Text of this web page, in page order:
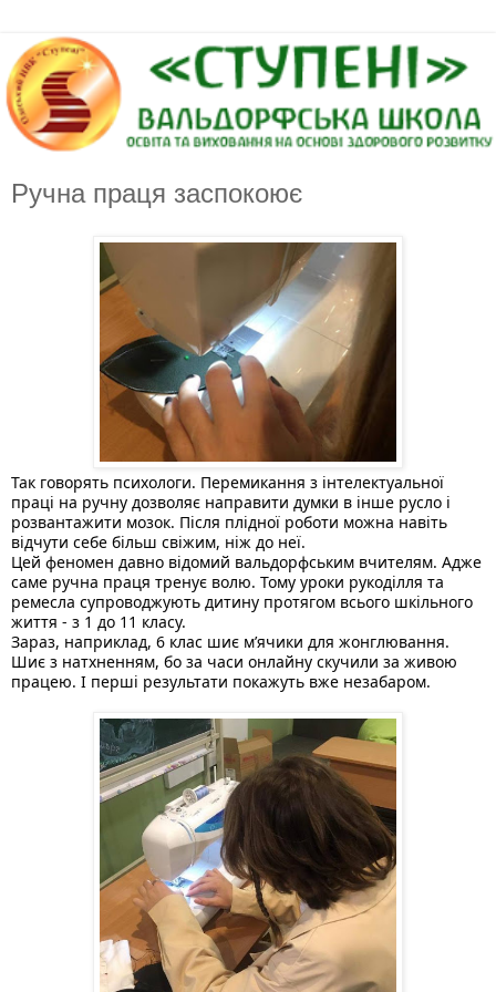
Ручна праця заспокоює
Так говорять психологи. Перемикання з інтелектуальної
праці на ручну дозволяє направити думки в інше русло і
розвантажити мозок. Після плідної роботи можна навіть
відчути себе більш свіжим, ніж до неї.
Цей феномен давно відомий вальдорфським вчителям. Адже
саме ручна праця тренує волю. Тому уроки рукоділля та
ремесла супроводжують дитину протягом всього шкільного
життя - з 1 до 11 класу.
Зараз, наприклад, 6 клас шиє м’ячики для жонглювання.
Шиє з натхненням, бо за часи онлайну скучили за живою
працею. І перші результати покажуть вже незабаром.